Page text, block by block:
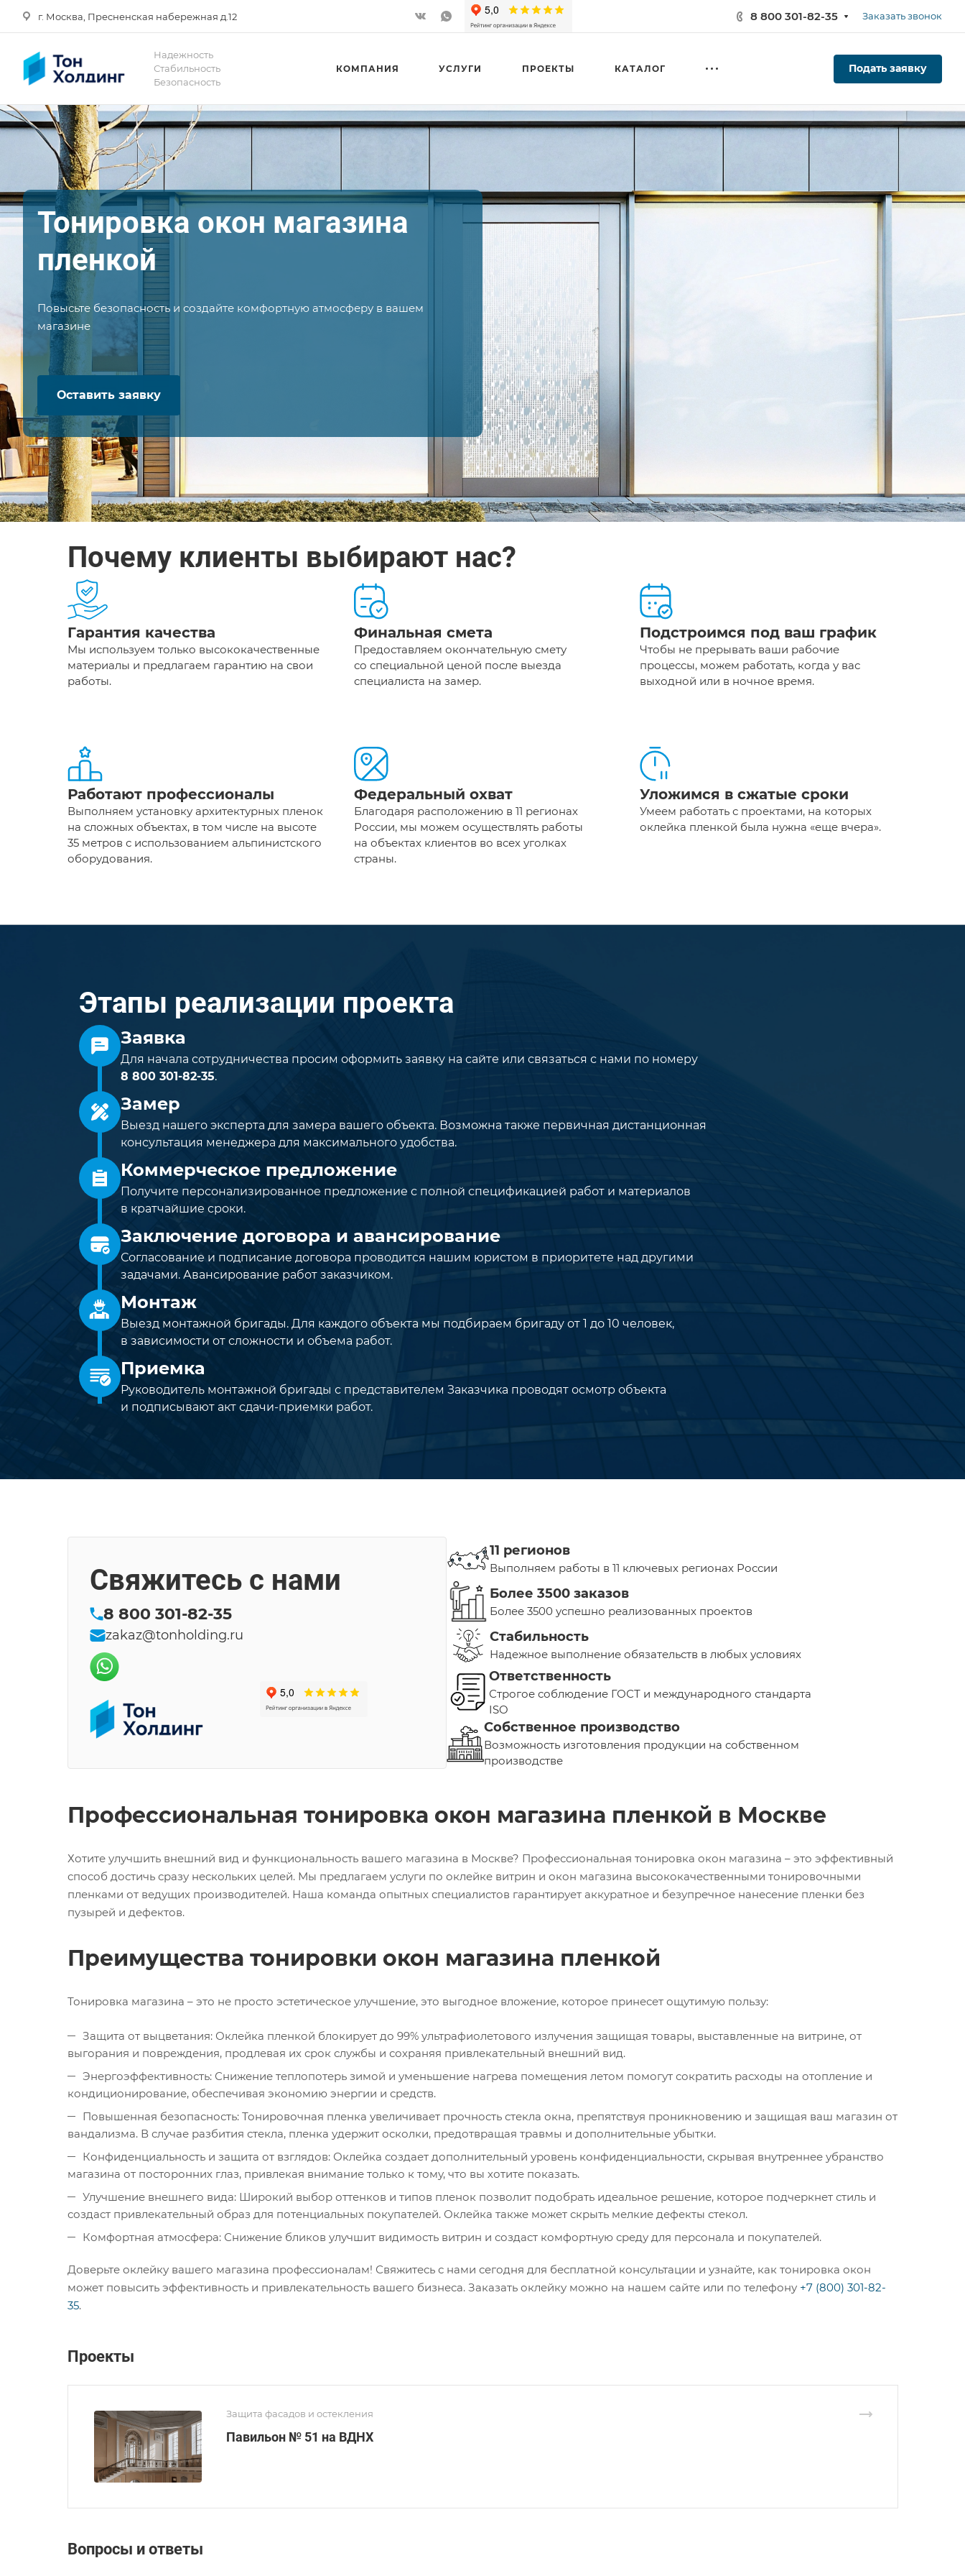
г. Москва, Пресненская набережная д.12 8 800 301-82-35 Заказать звонок
Надежность
Стабильность
Безопасность
КОМПАНИЯ УСЛУГИ ПРОЕКТЫ КАТАЛОГ Подать заявку
Тонировка окон магазина
пленкой
Повысьте безопасность и создайте комфортную атмосферу в вашем
магазине
Оставить заявку
Почему клиенты выбирают нас?
Гарантия качества
Мы используем только высококачественные
материалы и предлагаем гарантию на свои
работы.
Финальная смета
Предоставляем окончательную смету
со специальной ценой после выезда
специалиста на замер.
Подстроимся под ваш график
Чтобы не прерывать ваши рабочие
процессы, можем работать, когда у вас
выходной или в ночное время.
Работают профессионалы
Выполняем установку архитектурных пленок
на сложных объектах, в том числе на высоте
35 метров с использованием альпинистского
оборудования.
Федеральный охват
Благодаря расположению в 11 регионах
России, мы можем осуществлять работы
на объектах клиентов во всех уголках
страны.
Уложимся в сжатые сроки
Умеем работать с проектами, на которых
оклейка пленкой была нужна «еще вчера».
Этапы реализации проекта
Заявка
Для начала сотрудничества просим оформить заявку на сайте или связаться с нами по номеру
8 800 301-82-35.
Замер
Выезд нашего эксперта для замера вашего объекта. Возможна также первичная дистанционная
консультация менеджера для максимального удобства.
Коммерческое предложение
Получите персонализированное предложение с полной спецификацией работ и материалов
в кратчайшие сроки.
Заключение договора и авансирование
Согласование и подписание договора проводится нашим юристом в приоритете над другими
задачами. Авансирование работ заказчиком.
Монтаж
Выезд монтажной бригады. Для каждого объекта мы подбираем бригаду от 1 до 10 человек,
в зависимости от сложности и объема работ.
Приемка
Руководитель монтажной бригады с представителем Заказчика проводят осмотр объекта
и подписывают акт сдачи-приемки работ.
Свяжитесь с нами
8 800 301-82-35
zakaz@tonholding.ru
11 регионов
Выполняем работы в 11 ключевых регионах России
Более 3500 заказов
Более 3500 успешно реализованных проектов
Стабильность
Надежное выполнение обязательств в любых условиях
Ответственность
Строгое соблюдение ГОСТ и международного стандарта
ISO
Собственное производство
Возможность изготовления продукции на собственном
производстве
Профессиональная тонировка окон магазина пленкой в Москве
Хотите улучшить внешний вид и функциональность вашего магазина в Москве? Профессиональная тонировка окон магазина – это эффективный
способ достичь сразу нескольких целей. Мы предлагаем услуги по оклейке витрин и окон магазина высококачественными тонировочными
пленками от ведущих производителей. Наша команда опытных специалистов гарантирует аккуратное и безупречное нанесение пленки без
пузырей и дефектов.
Преимущества тонировки окон магазина пленкой
Тонировка магазина – это не просто эстетическое улучшение, это выгодное вложение, которое принесет ощутимую пользу:
Защита от выцветания: Оклейка пленкой блокирует до 99% ультрафиолетового излучения защищая товары, выставленные на витрине, от
выгорания и повреждения, продлевая их срок службы и сохраняя привлекательный внешний вид.
Энергоэффективность: Снижение теплопотерь зимой и уменьшение нагрева помещения летом помогут сократить расходы на отопление и
кондиционирование, обеспечивая экономию энергии и средств.
Повышенная безопасность: Тонировочная пленка увеличивает прочность стекла окна, препятствуя проникновению и защищая ваш магазин от
вандализма. В случае разбития стекла, пленка удержит осколки, предотвращая травмы и дополнительные убытки.
Конфиденциальность и защита от взглядов: Оклейка создает дополнительный уровень конфиденциальности, скрывая внутреннее убранство
магазина от посторонних глаз, привлекая внимание только к тому, что вы хотите показать.
Улучшение внешнего вида: Широкий выбор оттенков и типов пленок позволит подобрать идеальное решение, которое подчеркнет стиль и
создаст привлекательный образ для потенциальных покупателей. Оклейка также может скрыть мелкие дефекты стекол.
Комфортная атмосфера: Снижение бликов улучшит видимость витрин и создаст комфортную среду для персонала и покупателей.
Доверьте оклейку вашего магазина профессионалам! Свяжитесь с нами сегодня для бесплатной консультации и узнайте, как тонировка окон
может повысить эффективность и привлекательность вашего бизнеса. Заказать оклейку можно на нашем сайте или по телефону +7 (800) 301-82-
35.
Проекты
Защита фасадов и остекления
Павильон № 51 на ВДНХ
Вопросы и ответы